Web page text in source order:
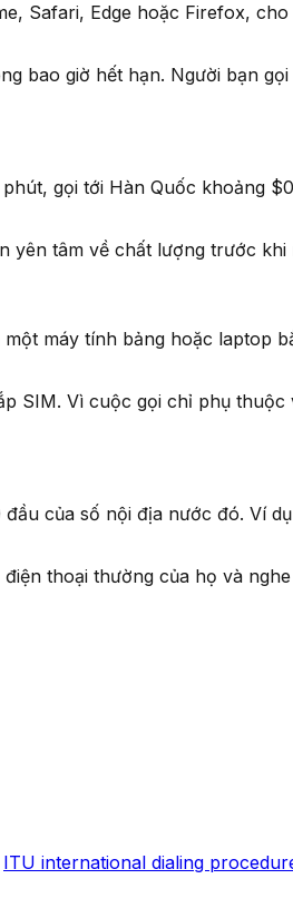
Safari, Edge hoặc Firefox,
bao giờ hết hạn. Người bạn
gọi tới Hàn Quốc khoảng
yên tâm về chất lượng trước khi
máy tính bảng hoặc laptop
SIM. Vì cuộc gọi chỉ phụ
của số nội địa nước đó. Ví
thoại thường của họ và
ITU international dialing